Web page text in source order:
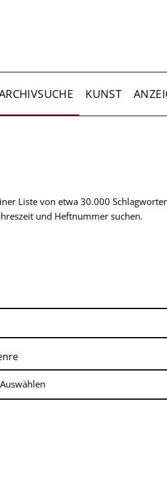
KUNST
Liste von etwa 30.000
und Heftnummer suchen.